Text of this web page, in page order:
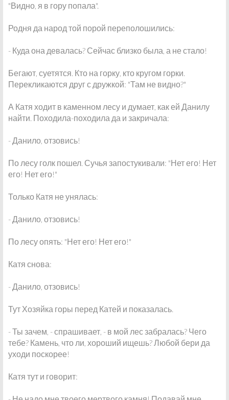
"Видно, я в гору попала".
Родня да народ той порой переполошились:
- Куда она девалась? Сейчас близко была, а не стало!
Бегают, суетятся. Кто на горку, кто кругом горки.
Перекликаются друг с дружкой: "Там не видно?"
А Катя ходит в каменном лесу и думает, как ей Данилу
найти. Походила-походила да и закричала:
- Данило, отзовись!
По лесу голк пошел. Сучья запостукивали: "Нет его! Нет
его! Нет его!"
Только Катя не унялась:
- Данило, отзовись!
По лесу опять: "Нет его! Нет его!"
Катя снова:
- Данило, отзовись!
Тут Хозяйка горы перед Катей и показалась.
- Ты зачем, - спрашивает, - в мой лес забралась? Чего
тебе? Камень, что ли, хороший ищешь? Любой бери да
уходи поскорее!
Катя тут и говорит: